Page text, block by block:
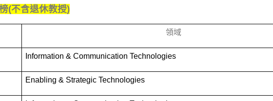
(不含退休教授)
領域
Information & Communication Technologies
Enabling & Strategic Technologies